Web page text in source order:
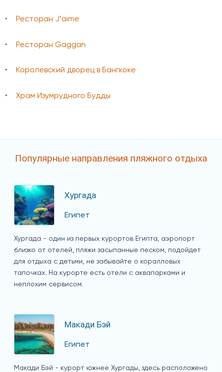
Ресторан J’аime
Ресторан Gaggan
Королевский дворец в Бангкоке
Храм Изумрудного Будды
Популярные направления пляжного отдыха
Хургада
Египет
Хургада - один из первых курортов Египта, аэропорт
близко от отелей, пляжи засыпанные песком, подойдет
для отдыха с детьми, не забывайте о коралловых
тапочках. На курорте есть отели с аквапарками и
неплохим сервисом.
Макади Бэй
Египет
Макади Бэй - курорт южнее Хургады, здесь расположено